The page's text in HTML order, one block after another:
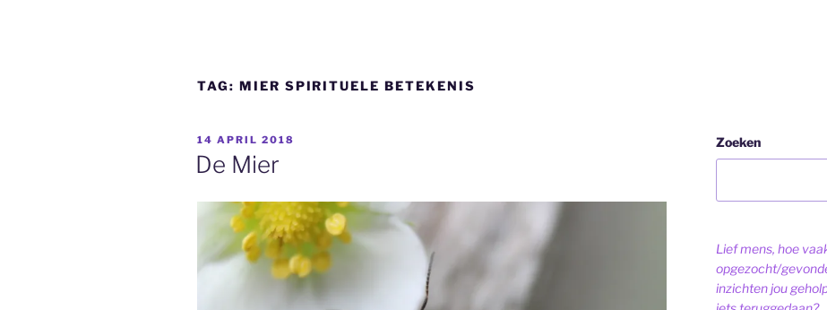
TAG: MIER SPIRITUELE BETEKENIS
GEPLAATST
OP
14 APRIL 2018
De Mier
Zoeken
Lief mens, hoe
opgezocht/
inzichten jou